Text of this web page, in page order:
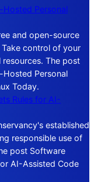
Hosted Personal
and open-source
control of your
The post
Hosted Personal
Today.
Rules for AI-
established
responsible use of
post Software
AI-Assisted Code